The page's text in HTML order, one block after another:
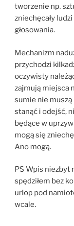
tworzenie np.
zniechęcały
głosowania.
Mechanizm
przychodzi
oczywisty
zajmują miejsca
sumie nie muszą
stanąć i odejść,
będące w
mogą się
Ano mogą.
PS Wpis niezbyt
spędziłem bez
urlop pod
wcale.